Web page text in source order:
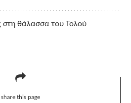
στη θάλασσα του Τολού
share this page